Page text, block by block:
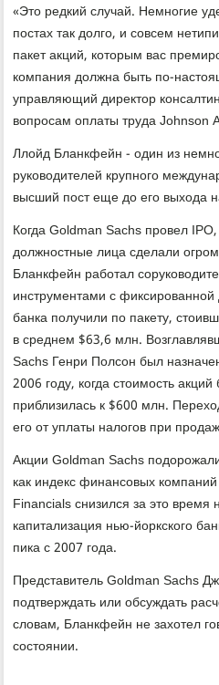
«Это редкий случай. Немногие
постах так долго, и совсем
пакет акций, которым вас
компания должна быть по-
управляющий директор
вопросам оплаты труда Johnson
Ллойд Бланкфейн - один из
руководителей крупного
высший пост еще до его выхода
Когда Goldman Sachs провел
должностные лица сделали
Бланкфейн работал
инструментами с
банка получили по пакету,
в среднем $63,6 млн.
Sachs Генри Полсон был
2006 году, когда стоимость
приблизилась к $600 млн.
его от уплаты налогов при
Акции Goldman Sachs
как индекс финансовых
Financials снизился за это
капитализация нью-йоркского
пика с 2007 года.
Представитель Goldman Sachs
подтверждать или обсуждать
словам, Бланкфейн не захотел
состоянии.